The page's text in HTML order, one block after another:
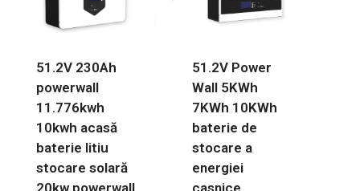
51.2V 230Ah
powerwall
11.776kwh
10kwh acasă
baterie litiu
stocare solară
20kw powerwall
51.2V Power
Wall 5KWh
7KWh 10KWh
baterie de
stocare a
energiei
casnice